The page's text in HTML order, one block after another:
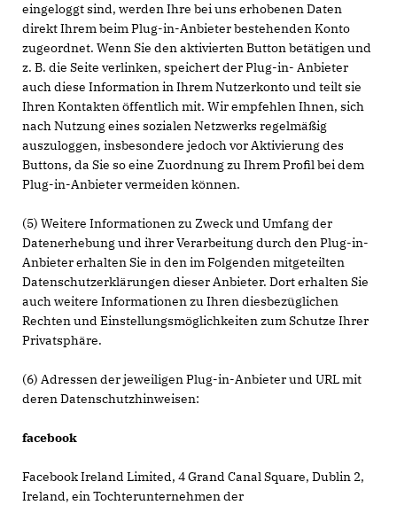
eingeloggt sind, werden Ihre bei uns erhobenen Daten
direkt Ihrem beim Plug-in-Anbieter bestehenden Konto
zugeordnet. Wenn Sie den aktivierten Button betätigen und
z. B. die Seite verlinken, speichert der Plug-in- Anbieter
auch diese Information in Ihrem Nutzerkonto und teilt sie
Ihren Kontakten öffentlich mit. Wir empfehlen Ihnen, sich
nach Nutzung eines sozialen Netzwerks regelmäßig
auszuloggen, insbesondere jedoch vor Aktivierung des
Buttons, da Sie so eine Zuordnung zu Ihrem Profil bei dem
Plug-in-Anbieter vermeiden können.
(5) Weitere Informationen zu Zweck und Umfang der
Datenerhebung und ihrer Verarbeitung durch den Plug-in-
Anbieter erhalten Sie in den im Folgenden mitgeteilten
Datenschutzerklärungen dieser Anbieter. Dort erhalten Sie
auch weitere Informationen zu Ihren diesbezüglichen
Rechten und Einstellungsmöglichkeiten zum Schutze Ihrer
Privatsphäre.
(6) Adressen der jeweiligen Plug-in-Anbieter und URL mit
deren Datenschutzhinweisen:
facebook
Facebook Ireland Limited, 4 Grand Canal Square, Dublin 2,
Ireland, ein Tochterunternehmen der